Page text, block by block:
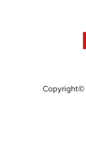
Copyright©